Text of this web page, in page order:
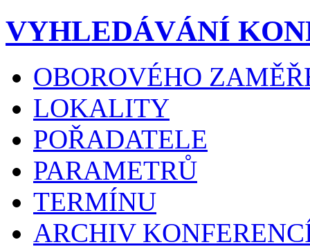
VYHLEDÁVÁNÍ
OBOROVÉHO
LOKALITY
POŘADATELE
PARAMETRŮ
TERMÍNU
ARCHIV